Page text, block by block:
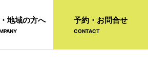
地域の方へ 予約・お問合せ
CONTACT